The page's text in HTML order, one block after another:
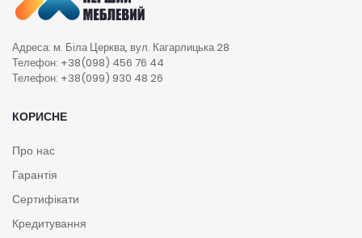
Адреса: м. Біла Церква, вул. Кагарлицька 28
Телефон: +38(098) 456 76 44
Телефон: +38(099) 930 48 26
КОРИСНЕ
Про нас
Гарантія
Сертифікати
Кредитування